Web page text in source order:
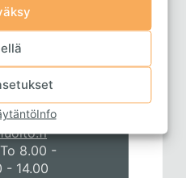
Info
30 | 33840
8.00 -
- 14.00